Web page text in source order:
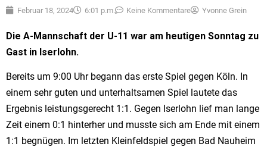
Februar 18, 2024 6:01 p.m. Keine Kommentare Yvonne Grein
Die A-Mannschaft der U-11 war am heutigen Sonntag zu
Gast in Iserlohn.
Bereits um 9:00 Uhr begann das erste Spiel gegen Köln. In
einem sehr guten und unterhaltsamen Spiel lautete das
Ergebnis leistungsgerecht 1:1. Gegen Iserlohn lief man lange
Zeit einem 0:1 hinterher und musste sich am Ende mit einem
1:1 begnügen. Im letzten Kleinfeldspiel gegen Bad Nauheim